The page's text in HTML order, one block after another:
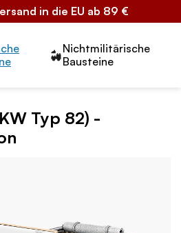
in die EU ab 89 €
segmentów2
Nichtmilitärische
Bausteine
Typ 82) -